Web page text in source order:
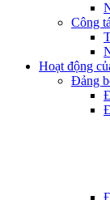
Công
Hoạt động
Đảng